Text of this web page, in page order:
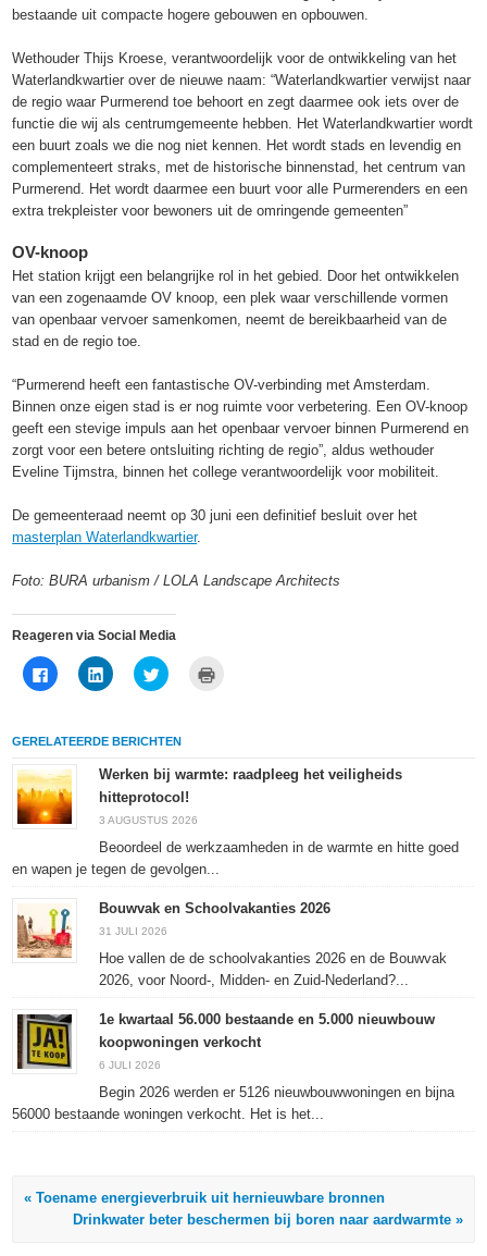
bestaande uit compacte hogere gebouwen en opbouwen.
Wethouder Thijs Kroese, verantwoordelijk voor de ontwikkeling van het
Waterlandkwartier over de nieuwe naam: “Waterlandkwartier verwijst naar
de regio waar Purmerend toe behoort en zegt daarmee ook iets over de
functie die wij als centrumgemeente hebben. Het Waterlandkwartier wordt
een buurt zoals we die nog niet kennen. Het wordt stads en levendig en
complementeert straks, met de historische binnenstad, het centrum van
Purmerend. Het wordt daarmee een buurt voor alle Purmerenders en een
extra trekpleister voor bewoners uit de omringende gemeenten”
OV-knoop
Het station krijgt een belangrijke rol in het gebied. Door het ontwikkelen
van een zogenaamde OV knoop, een plek waar verschillende vormen
van openbaar vervoer samenkomen, neemt de bereikbaarheid van de
stad en de regio toe.
“Purmerend heeft een fantastische OV-verbinding met Amsterdam.
Binnen onze eigen stad is er nog ruimte voor verbetering. Een OV-knoop
geeft een stevige impuls aan het openbaar vervoer binnen Purmerend en
zorgt voor een betere ontsluiting richting de regio”, aldus wethouder
Eveline Tijmstra, binnen het college verantwoordelijk voor mobiliteit.
De gemeenteraad neemt op 30 juni een definitief besluit over het
masterplan Waterlandkwartier.
Foto: BURA urbanism / LOLA Landscape Architects
Reageren via Social Media
Klik
om
Facebook
(Wordt
een
nieuw
venster
geopend)
Klik
om
delen
(Wordt
een
nieuw
venster
geopend)
Klik
om
Twitter
(Wordt
een
nieuw
venster
geopend)
nieuw
GERELATEERDE BERICHTEN
Werken bij warmte: raadpleeg het veiligheids
hitteprotocol!
3 AUGUSTUS 2026
Beoordeel de werkzaamheden in de warmte en hitte goed
en wapen je tegen de gevolgen...
Bouwvak en Schoolvakanties 2026
31 JULI 2026
Hoe vallen de de schoolvakanties 2026 en de Bouwvak
2026, voor Noord-, Midden- en Zuid-Nederland?...
1e kwartaal 56.000 bestaande en 5.000 nieuwbouw
koopwoningen verkocht
6 JULI 2026
Begin 2026 werden er 5126 nieuwbouwwoningen en bijna
56000 bestaande woningen verkocht. Het is het...
« Toename energieverbruik uit hernieuwbare bronnen
Drinkwater beter beschermen bij boren naar aardwarmte »